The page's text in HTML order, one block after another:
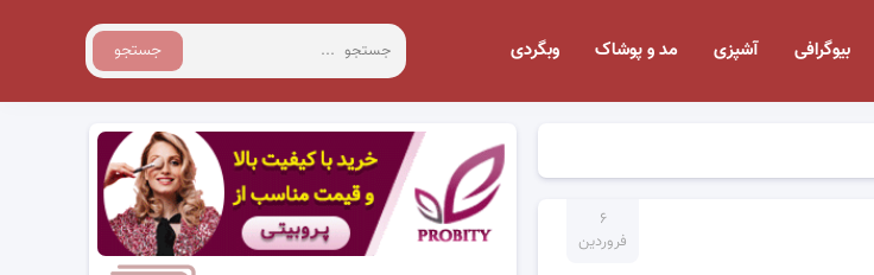
جستجو بیوگرافی آشپزی مد و پوشاک وبگردی
۶
فروردین